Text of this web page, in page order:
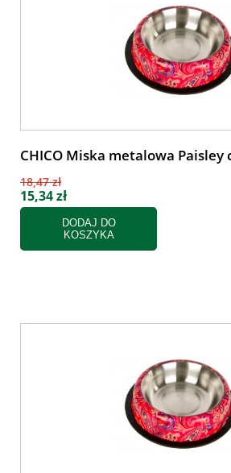
CHICO Miska metalowa Paisley
18,47 zł
15,34 zł
DODAJ DO
KOSZYKA